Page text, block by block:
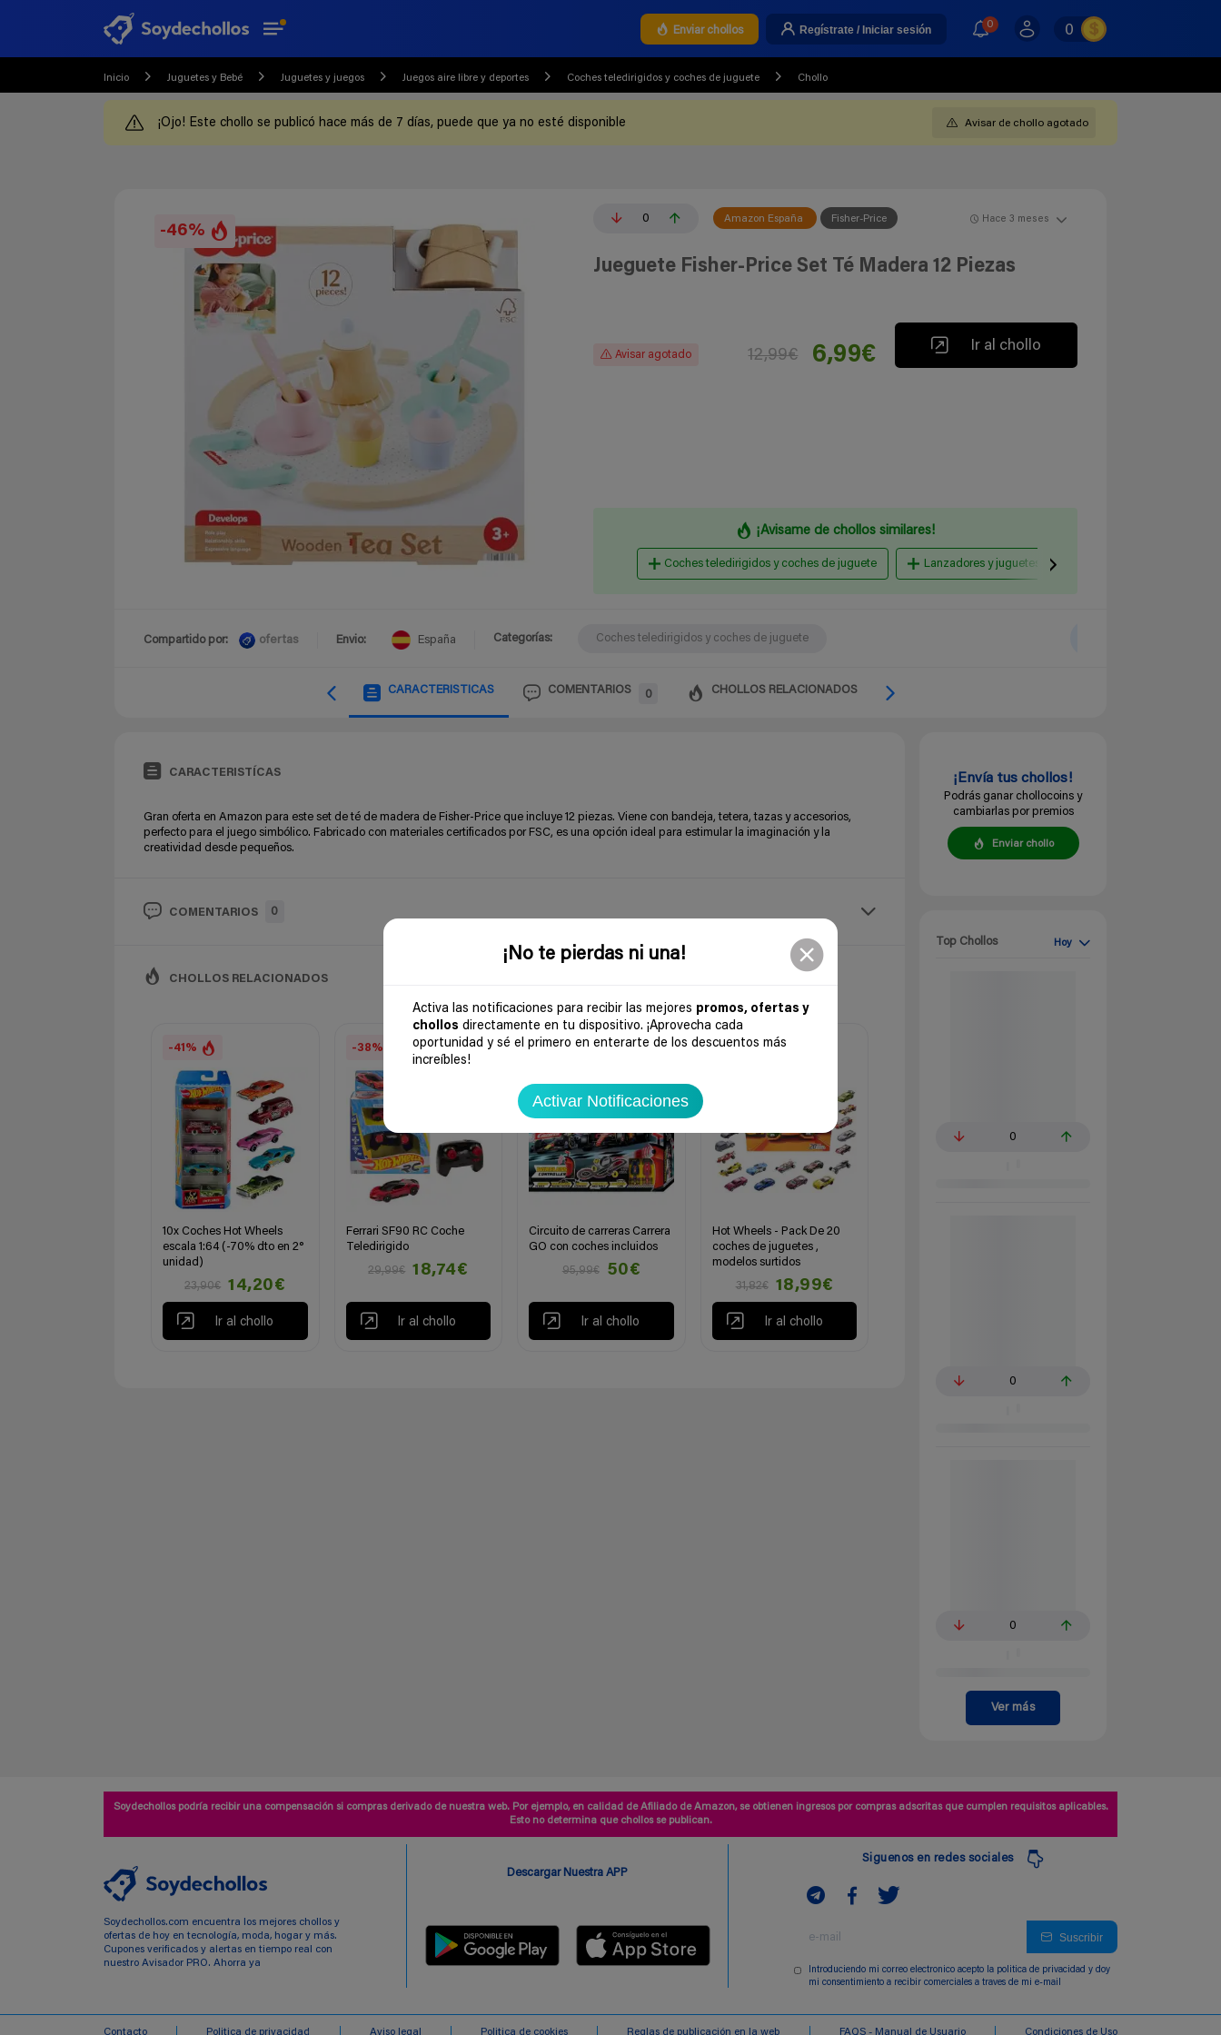
¡No te pierdas ni una!
Activa las notificaciones para recibir las mejores promos, ofertas y
chollos directamente en tu dispositivo. ¡Aprovecha cada
oportunidad y sé el primero en enterarte de los descuentos más
increíbles!
Activar Notificaciones
Enviar chollos Regístrate / Iniciar sesión 0 0
Inicio Juguetes y Bebé Juguetes y juegos Juegos aire libre y deportes Coches teledirigidos y coches de juguete Chollo
¡Ojo! Este chollo se publicó hace más de 7 días, puede que ya no esté disponible Avisar de chollo agotado
-46%
0 Amazon España Fisher-Price Hace 3 meses
Jueguete Fisher-Price Set Té Madera 12 Piezas
Avisar agotado 12,99€ 6,99€ Ir al chollo
¡Avisame de chollos similares!
Coches teledirigidos y coches de juguete Lanzadores y juguetes de disparo
Compartido por: ofertas Envio: España Categorías: Coches teledirigidos y coches de juguete
CARACTERISTICAS COMENTARIOS 0 CHOLLOS RELACIONADOS
CARACTERISTÍCAS
Gran oferta en Amazon para este set de té de madera de Fisher-Price que incluye 12 piezas. Viene con bandeja, tetera, tazas y accesorios,
perfecto para el juego simbólico. Fabricado con materiales certificados por FSC, es una opción ideal para estimular la imaginación y la
creatividad desde pequeños.
COMENTARIOS 0
CHOLLOS RELACIONADOS
-41%
10x Coches Hot Wheels
escala 1:64 (-70% dto en 2°
unidad)
23,90€
14,20€
Ir al chollo
-38%
Ferrari SF90 RC Coche
Teledirigido
29,99€
18,74€
Ir al chollo
-48%
Circuito de carreras Carrera
GO con coches incluidos
95,99€
50€
Ir al chollo
-40%
Hot Wheels - Pack De 20
coches de juguetes ,
modelos surtidos
31,82€
18,99€
Ir al chollo
¡Envía tus chollos!
Podrás ganar chollocoins y
cambiarlas por premios
Enviar chollo
Top Chollos Hoy
0
0
0
Ver más
Soydechollos podría recibir una compensación si compras derivado de nuestra web. Por ejemplo, en calidad de Afiliado de Amazon, se obtienen ingresos por compras adscritas que cumplen requisitos aplicables.
Esto no determina que chollos se publican.
Soydechollos.com encuentra los mejores chollos y
ofertas de hoy en tecnología, moda, hogar y más.
Cupones verificados y alertas en tiempo real con
nuestro Avisador PRO. Ahorra ya
Descargar Nuestra APP
Siguenos en redes sociales
Suscribir
Introduciendo mi correo electronico acepto la politica de privacidad y doy
mi consentimiento a recibir comerciales a traves de mi e-mail
Contacto Politica de privacidad Aviso legal Politica de cookies Reglas de publicación en la web FAQS - Manual de Usuario Condiciones de Uso